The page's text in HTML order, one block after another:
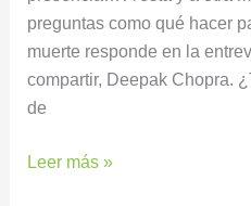
preguntas como qué hacer
muerte responde en la
compartir, Deepak Chopra.
de
Leer más »